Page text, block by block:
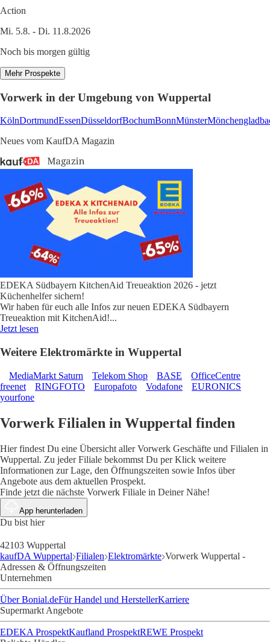
Action
Mi. 5.8. - Di. 11.8.2026
Noch bis morgen gültig
Mehr Prospekte
Vorwerk in der Umgebung von Wuppertal
KölnDortmundEssenDüsseldorfBochumBonnMünster
Neues vom KaufDA Magazin
EDEKA Südbayern KitchenAid Treueaktion 2026 - jetzt
Küchenhelfer sichern!
Wir haben für euch alle Infos zur neuen EDEKA Südbayern
Treueaktion mit KitchenAid!...
Jetzt lesen
Weitere Elektromärkte in Wuppertal
MediaMarkt Saturn Telekom Shop BASE
OfficeCentre
freenet
RINGFOTO Europafoto Vodafone
EURONICS
yourfone
Vorwerk Filialen in Wuppertal finden
Hier findest Du eine Übersicht aller Vorwerk Geschäfte und Filialen in
Wuppertal. Zu jeder Filiale bekommst Du per Klick weitere
Informationen zur Lage, den Öffnungszeiten sowie Infos über
Angebote aus dem aktuellen Prospekt.
Finde jetzt die nächste Vorwerk Filiale in Deiner Nähe!
App herunterladen
Du bist hier
42103 Wuppertal
kaufDA Wuppertal Filialen Elektromärkte Vorwerk Wuppertal -
Adressen & Öffnungszeiten
Unternehmen
Über Bonial.deFür Handel und HerstellerKarriere
Supermarkt Angebote
EDEKA ProspektKaufland ProspektREWE Prospekt